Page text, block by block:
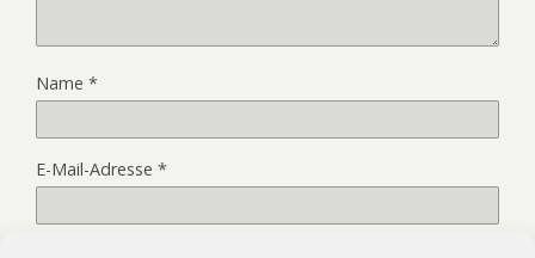
Name *
E-Mail-Adresse *